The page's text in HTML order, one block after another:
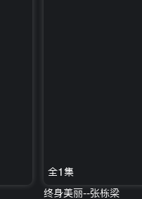
全1集
终身美丽--张栋梁